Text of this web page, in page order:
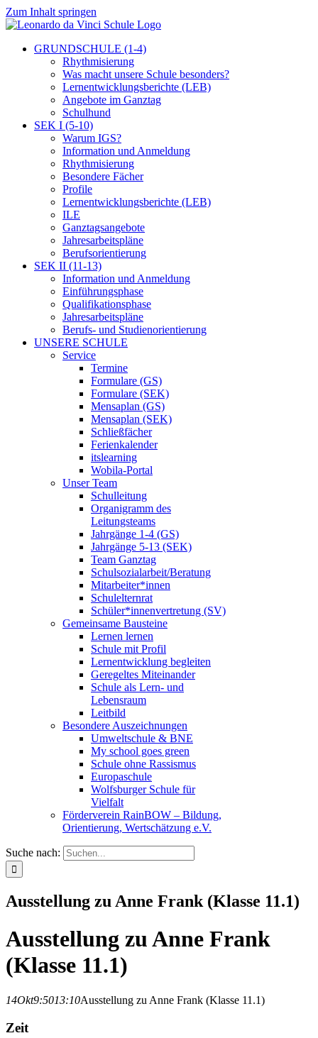
Zum Inhalt springen
GRUNDSCHULE (1-4)
Rhythmisierung
Was macht unsere Schule besonders?
Lernentwicklungsberichte (LEB)
Angebote im Ganztag
Schulhund
SEK I (5-10)
Warum IGS?
Information und Anmeldung
Rhythmisierung
Besondere Fächer
Profile
Lernentwicklungsberichte (LEB)
ILE
Ganztagsangebote
Jahresarbeitspläne
Berufsorientierung
SEK II (11-13)
Information und Anmeldung
Einführungsphase
Qualifikationsphase
Jahresarbeitspläne
Berufs- und Studienorientierung
UNSERE SCHULE
Service
Termine
Formulare (GS)
Formulare (SEK)
Mensaplan (GS)
Mensaplan (SEK)
Schließfächer
Ferienkalender
itslearning
Wobila-Portal
Unser Team
Schulleitung
Organigramm des
Leitungsteams
Jahrgänge 1-4 (GS)
Jahrgänge 5-13 (SEK)
Team Ganztag
Schulsozialarbeit/Beratung
Mitarbeiter*innen
Schulelternrat
Schüler*innenvertretung (SV)
Gemeinsame Bausteine
Lernen lernen
Schule mit Profil
Lernentwicklung begleiten
Geregeltes Miteinander
Schule als Lern- und
Lebensraum
Leitbild
Besondere Auszeichnungen
Umweltschule & BNE
My school goes green
Schule ohne Rassismus
Europaschule
Wolfsburger Schule für
Vielfalt
Förderverein RainBOW – Bildung,
Orientierung, Wertschätzung e.V.
Suche nach:
Ausstellung zu Anne Frank (Klasse 11.1)
Ausstellung zu Anne Frank
(Klasse 11.1)
14Okt9:5013:10Ausstellung zu Anne Frank (Klasse 11.1)
Zeit